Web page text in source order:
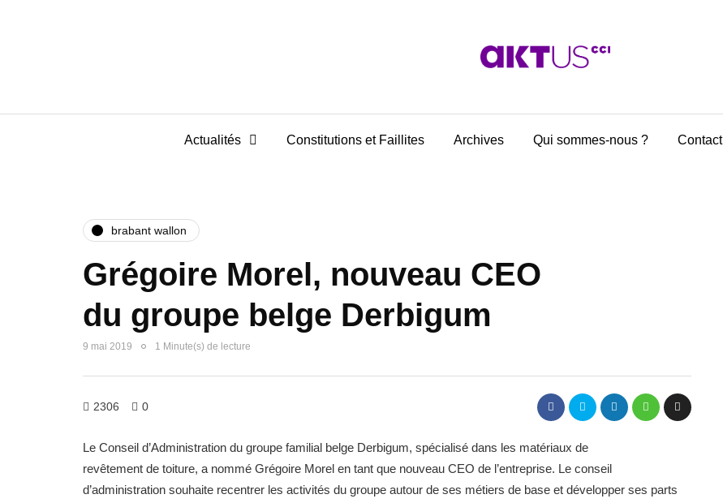
Actualités Constitutions et Faillites Archives Qui sommes-nous ? Contact
brabant wallon
Grégoire Morel, nouveau CEO
du groupe belge Derbigum
9 mai 2019 1 Minute(s) de lecture
2306 0
Le Conseil d’Administration du groupe familial belge Derbigum, spécialisé dans les matériaux de
revêtement de toiture, a nommé Grégoire Morel en tant que nouveau CEO de l’entreprise. Le conseil
d’administration souhaite recentrer les activités du groupe autour de ses métiers de base et développer ses parts